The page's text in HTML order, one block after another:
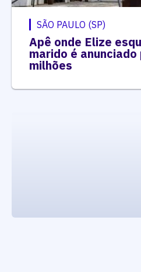
SÃO PAULO (SP)
Apê onde Elize
marido é anunciado
milhões